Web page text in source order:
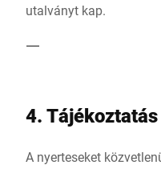
utalványt kap.
4. Tájékoztatás
A nyerteseket